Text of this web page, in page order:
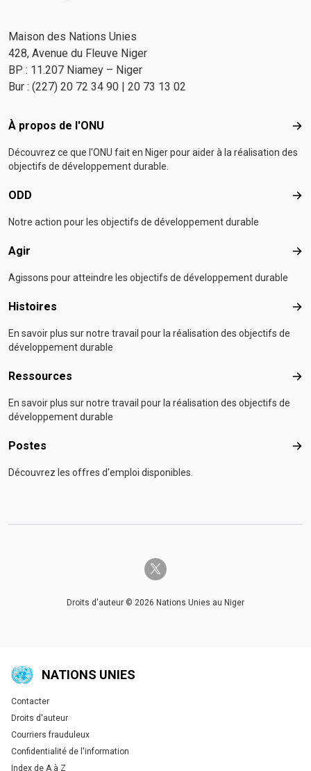
Maison des Nations Unies
428, Avenue du Fleuve Niger
BP : 11.207 Niamey – Niger
Bur : (227) 20 72 34 90 | 20 73 13 02
Footer menu
À propos de l'ONU À
Découvrez ce que l'ONU fait en Niger pour aider à la réalisation des
objectifs de développement durable.
ODD
Notre action pour les objectifs de développement durable
Agir Agir
Agissons pour atteindre les objectifs de développement durable
Histoires
En savoir plus sur notre travail pour la réalisation des objectifs de
développement durable
Ressources
En savoir plus sur notre travail pour la réalisation des objectifs de
développement durable
Postes
Découvrez les offres d'emploi disponibles.
twitter-x
Droits d'auteur © 2026 Nations Unies au Niger
NATIONS UNIES
Global U.N. menu
Contacter
Droits d'auteur
Courriers frauduleux
Confidentialité de l'information
Index de A à Z